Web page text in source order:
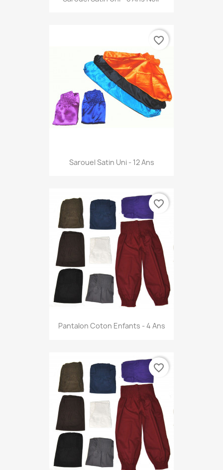
Sarouel Satin Uni - 12 Ans
favorite_border
Pantalon Coton Enfants - 4 Ans
favorite_border
favorite_border